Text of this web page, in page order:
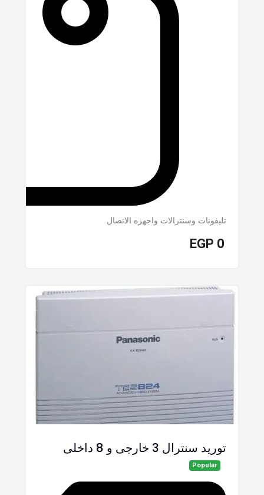
تليفونات وسنترالات واجهزه الاتصال
EGP 0
توريد سنترال 3 خارجى و 8 داخلى
Popular